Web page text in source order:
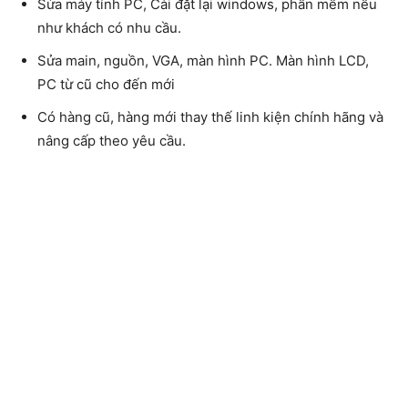
Sửa máy tính PC, Cài đặt lại windows, phần mềm nếu
như khách có nhu cầu.
Sửa main, nguồn, VGA, màn hình PC. Màn hình LCD,
PC từ cũ cho đến mới
Có hàng cũ, hàng mới thay thế linh kiện chính hãng và
nâng cấp theo yêu cầu.